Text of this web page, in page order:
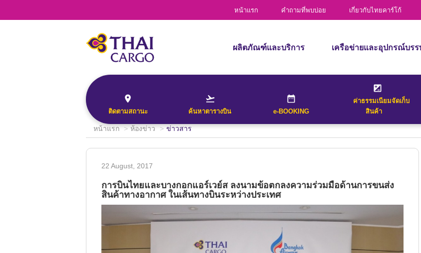
หน้าแรก คำถามที่พบบ่อย เกี่ยวกับไทยคาร์โก้
ผลิตภัณฑ์และบริการ เครือข่ายและอุปกรณ์บร
อุปกรณ์บรรทุกสินค้า
การขนส่งทางรถบรรทุก
ติดตามสถานะ
Confirmation No.
TRACK
ค้นหาตารางบิน
This will return a list of all flights that operate between
the origin and final destination cities entered and for
Origin*
e-BOOKING
ค่าธรรมเนียมจัดเก็บ
สินค้า
การขนส่งทางรถบรร
Confirmation No.
the origin and final destination cities entered and for
--Select--
GET SCHEDULE
Withholding Tax
หน้าแรก ห้องข่าว ข่าวสาร
22 August, 2017
การบินไทยและบางกอกแอร์เวย์ส ลงนามข้อตกลงความร่วมมือด้านการขนส่ง
สินค้าทางอากาศ ในเส้นทางบินระหว่างประเทศ